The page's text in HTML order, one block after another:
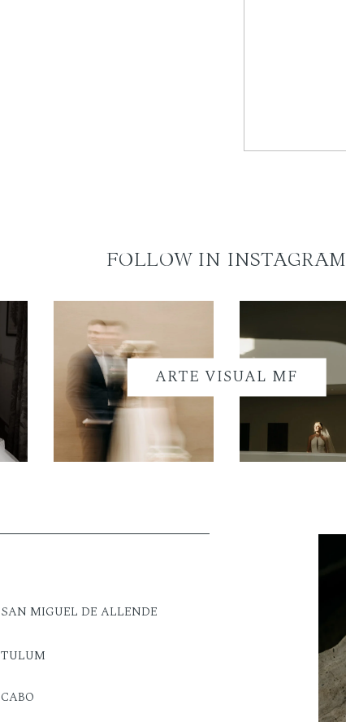
FOLLOW IN INSTAGRAM
ARTE VISUAL MF
SAN MIGUEL DE ALLENDE
TULUM
CABO